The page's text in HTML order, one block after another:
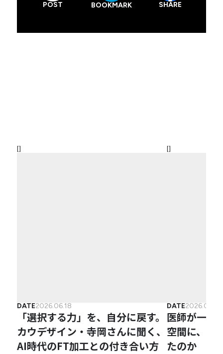
POST BOOKMARK SHARE
[]
DATE2026.06.18
「選択する力」を、自分に戻す。
カウデザイン・寺岡さんに聞く、
AI時代のFT加工との付き合い方
[]
DATE
医師が一か
空間に、な
たのか